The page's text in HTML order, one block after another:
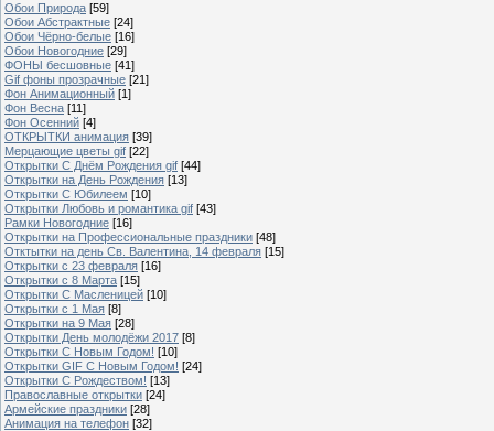
Обои Природа [59]
Обои Абстрактные [24]
Обои Чёрно-белые [16]
Обои Новогодние [29]
ФОНЫ бесшовные [41]
Gif фоны прозрачные [21]
Фон Анимационный [1]
Фон Весна [11]
Фон Осенний [4]
ОТКРЫТКИ анимация [39]
Мерцающие цветы gif [22]
Открытки С Днём Рождения gif [44]
Открытки на День Рождения [13]
Открытки С Юбилеем [10]
Открытки Любовь и романтика gif [43]
Рамки Новогодние [16]
Открытки на Профессиональные праздники [48]
Отктытки на день Св. Валентина, 14 февраля [15]
Открытки с 23 февраля [16]
Открытки с 8 Марта [15]
Открытки С Масленицей [10]
Открытки с 1 Мая [8]
Открытки на 9 Мая [28]
Открытки День молодёжи 2017 [8]
Открытки С Новым Годом! [10]
Открытки GIF С Новым Годом! [24]
Открытки С Рождеством! [13]
Православные открытки [24]
Армейские праздники [28]
Анимация на телефон [32]